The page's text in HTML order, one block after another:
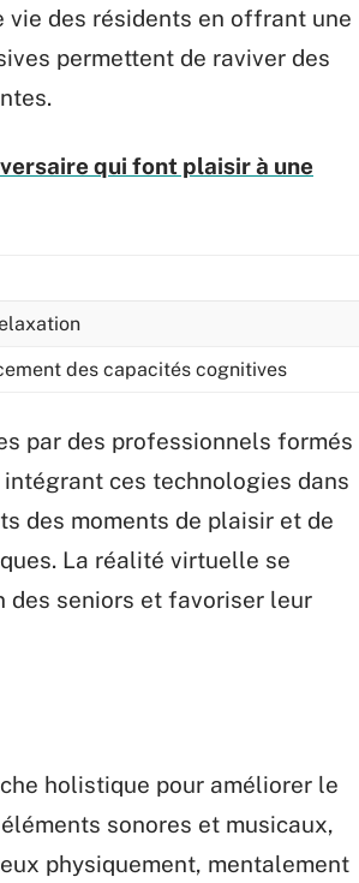
des résidents en offrant une
permettent de raviver des
qui font plaisir à une
des capacités cognitives
par des professionnels formés
ces technologies dans
des moments de plaisir et de
La réalité virtuelle se
des seniors et favoriser leur
holistique pour améliorer le
sonores et musicaux,
physiquement, mentalement